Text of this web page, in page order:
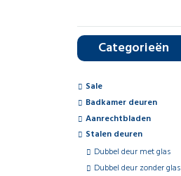
Categorieën
Sale
Badkamer deuren
Aanrechtbladen
Stalen deuren
Dubbel deur met glas
Dubbel deur zonder glas